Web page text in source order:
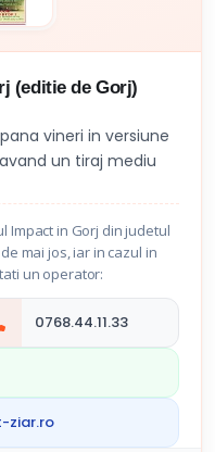
(editie de Gorj)
vineri in versiune
un tiraj mediu
Impact in Gorj din judetul
mai jos, iar in cazul in
un operator:
0768.44.11.33
ziar.ro